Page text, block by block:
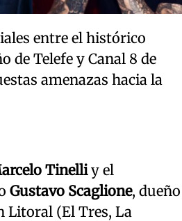
entre el histórico
de Telefe y Canal 8 de
amenazas hacia la
Tinelliy el
Gustavo Scaglione, dueño
Litoral (El Tres, La